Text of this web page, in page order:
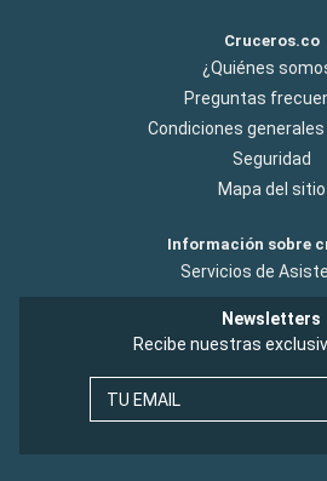
Cruceros.co
¿Quiénes
Preguntas
Condiciones
Seguridad
Mapa del sitio
Información sobre
Servicios de
Newsletters
Recibe nuestras
TU EMAIL